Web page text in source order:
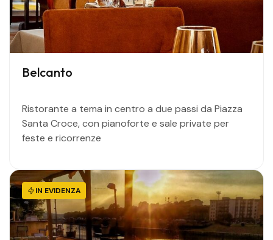
Belcanto
Ristorante a tema in centro a due passi da Piazza
Santa Croce, con pianoforte e sale private per
feste e ricorrenze
IN EVIDENZA